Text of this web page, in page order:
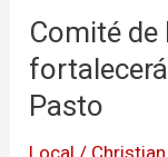
Comité de
Pasto
Desarrollo
Rural
fortalecerá